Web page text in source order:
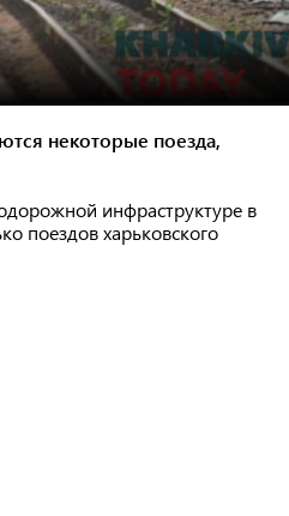
некоторые поезда,
инфраструктуре в
поездов харьковского